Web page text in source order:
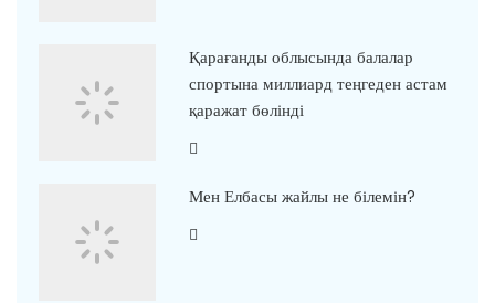
Қарағанды облысында балалар
спортына миллиард теңгеден астам
қаражат бөлінді
Мен Елбасы жайлы не білемін?